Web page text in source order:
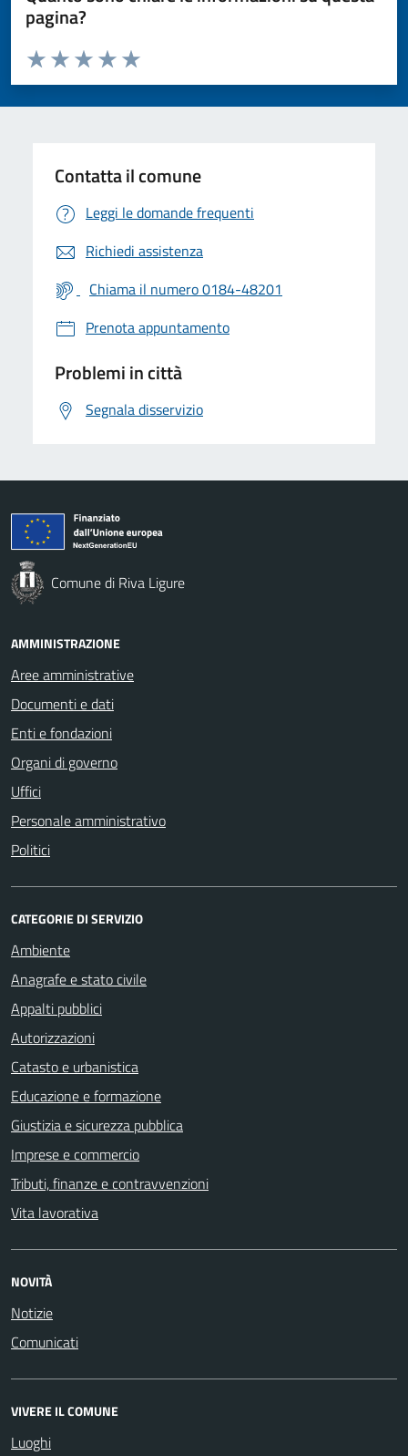
pagina?
Valuta da 1 a 5 stelle la pagina
Valuta 5 stelle su 5
Valuta 4 stelle su 5
Valuta 3 stelle su 5
Valuta 2 stelle su 5
Valuta 1 stelle su 5
Contatta il comune
Leggi le domande frequenti
Richiedi assistenza
Chiama il numero 0184-48201
Prenota appuntamento
Problemi in città
Segnala disservizio
Comune di Riva Ligure
AMMINISTRAZIONE
Aree amministrative
Documenti e dati
Enti e fondazioni
Organi di governo
Uffici
Personale amministrativo
Politici
CATEGORIE DI SERVIZIO
Ambiente
Anagrafe e stato civile
Appalti pubblici
Autorizzazioni
Catasto e urbanistica
Educazione e formazione
Giustizia e sicurezza pubblica
Imprese e commercio
Tributi, finanze e contravvenzioni
Vita lavorativa
NOVITÀ
Notizie
Comunicati
VIVERE IL COMUNE
Luoghi